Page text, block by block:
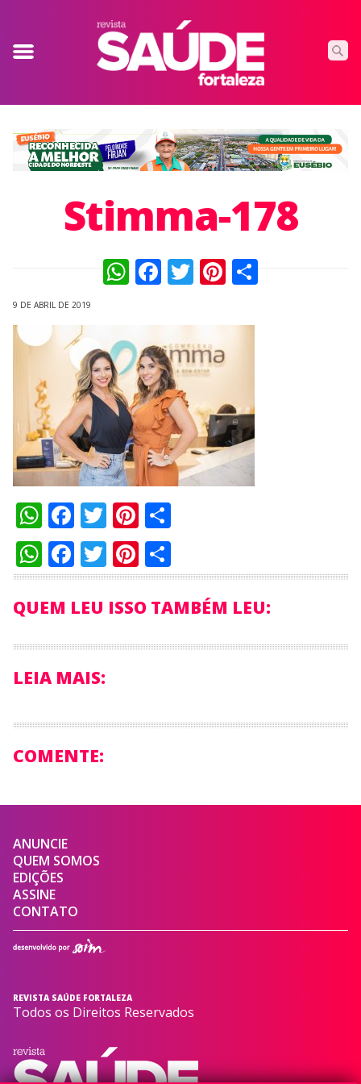
Stimma-178
WhatsApp
Facebook
TwitterPinterest
9 DE ABRIL DE 2019
WhatsApp
Facebook
Twitter
Pinterest
Compartilhar
WhatsApp
Facebook
Twitter
Pinterest
Compartilhar
QUEM LEU ISSO TAMBÉM LEU:
LEIA MAIS:
COMENTE:
ANUNCIE
QUEM SOMOS
EDIÇÕES
ASSINE
CONTATO
REVISTA SAÚDE FORTALEZA
Todos os Direitos Reservados